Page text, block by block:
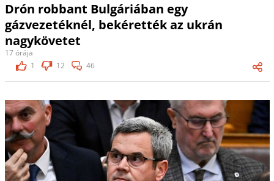
Drón robbant Bulgáriában egy
gázvezetéknél, bekérették az ukrán
nagykövetet
17 órája
1
12 46